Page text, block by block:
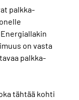
palkka-
on vasta
palkka-
tähtää kohti